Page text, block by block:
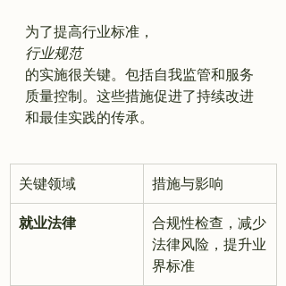
为了提高行业标准，
行业规范
的实施很关键。包括自我监管和服务
质量控制。这些措施促进了持续改进
关键领域 措施与影响
就业法律
合规性检查，减少
法律风险，提升业
界标准